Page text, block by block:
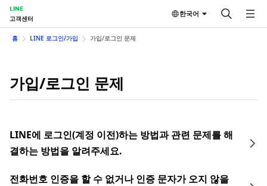
LINE
고객센터
한국어
홈 LINE 로그인/가입 가입/로그인 문제
가입/로그인 문제
LINE에 로그인(계정 이전)하는 방법과 관련 문제를 해
결하는 방법을 알려주세요.
전화번호 인증을 할 수 없거나 인증 문자가 오지 않을